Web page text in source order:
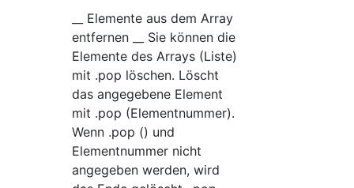
__ Elemente aus dem Array
entfernen __ Sie können die
Elemente des Arrays (Liste)
mit .pop löschen. Löscht
das angegebene Element
mit .pop (Elementnummer).
Wenn .pop () und
Elementnummer nicht
angegeben werden, wird